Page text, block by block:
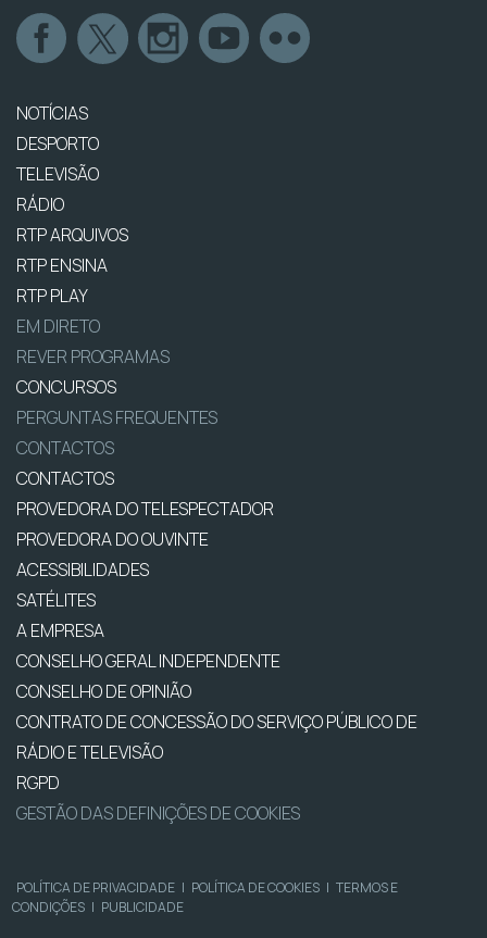
NOTÍCIAS
DESPORTO
TELEVISÃO
RÁDIO
RTP ARQUIVOS
RTP ENSINA
RTP PLAY
EM DIRETO
REVER PROGRAMAS
CONCURSOS
PERGUNTAS FREQUENTES
CONTACTOS
CONTACTOS
PROVEDORA DO TELESPECTADOR
PROVEDORA DO OUVINTE
ACESSIBILIDADES
SATÉLITES
A EMPRESA
CONSELHO GERAL INDEPENDENTE
CONSELHO DE OPINIÃO
CONTRATO DE CONCESSÃO DO SERVIÇO PÚBLICO DE
RÁDIO E TELEVISÃO
RGPD
GESTÃO DAS DEFINIÇÕES DE COOKIES
POLÍTICA DE PRIVACIDADE | POLÍTICA DE COOKIES | TERMOS E
CONDIÇÕES | PUBLICIDADE